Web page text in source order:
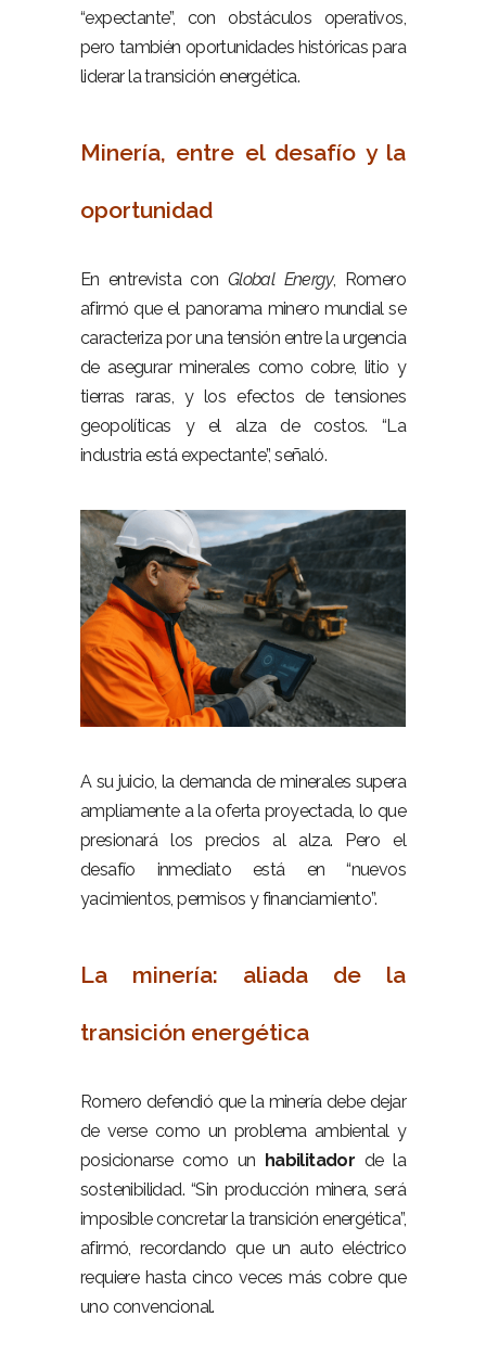
“expectante”, con obstáculos operativos,
pero también oportunidades históricas para
liderar la transición energética.
Minería, entre el desafío y la
oportunidad
En entrevista con Global Energy, Romero
afirmó que el panorama minero mundial se
caracteriza por una tensión entre la urgencia
de asegurar minerales como cobre, litio y
tierras raras, y los efectos de tensiones
geopolíticas y el alza de costos. “La
industria está expectante”, señaló.
A su juicio, la demanda de minerales supera
ampliamente a la oferta proyectada, lo que
presionará los precios al alza. Pero el
desafío inmediato está en “nuevos
yacimientos, permisos y financiamiento”.
La minería: aliada de la
transición energética
Romero defendió que la minería debe dejar
de verse como un problema ambiental y
posicionarse como un habilitador de la
sostenibilidad. “Sin producción minera, será
imposible concretar la transición energética”,
afirmó, recordando que un auto eléctrico
requiere hasta cinco veces más cobre que
uno convencional.